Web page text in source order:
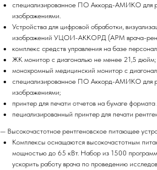
специализированное ПО Аккорд-АМИКО для
изображениями.
Устройства для цифровой обработки,
изображений УЦОИ-АККОРД (АРМ врача-
комплекс средств управления на базе
ЖК монитор с диагональю не менее 21,5 дюйм;
монохромный медицинский монитор с
специализированное ПО Аккорд-АМИКО для
изображениями;
принтер для печати отчетов на бумаге
пециализированный принтер для печати
— Высокочастотное рентгеновское питающее
Комплексы оснащаются высокочастотным
мощностью до 65 кВт. Набор из 1500 программ
ускорить работу врача по проведению